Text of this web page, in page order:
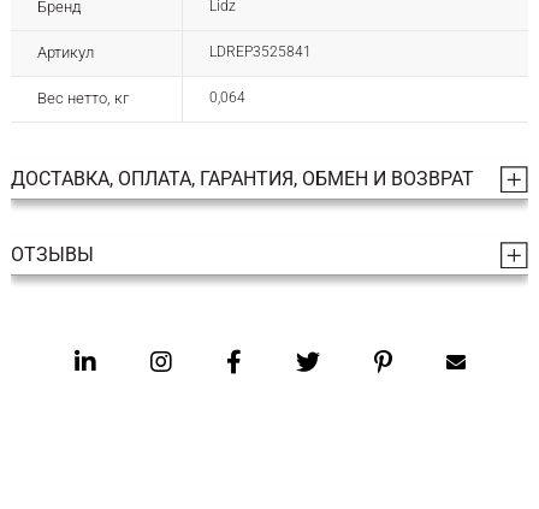
Бренд Lidz
Артикул LDREP3525841
Вес нетто, кг 0,064
ДОСТАВКА, ОПЛАТА, ГАРАНТИЯ, ОБМЕН И ВОЗВРАТ
ОТЗЫВЫ